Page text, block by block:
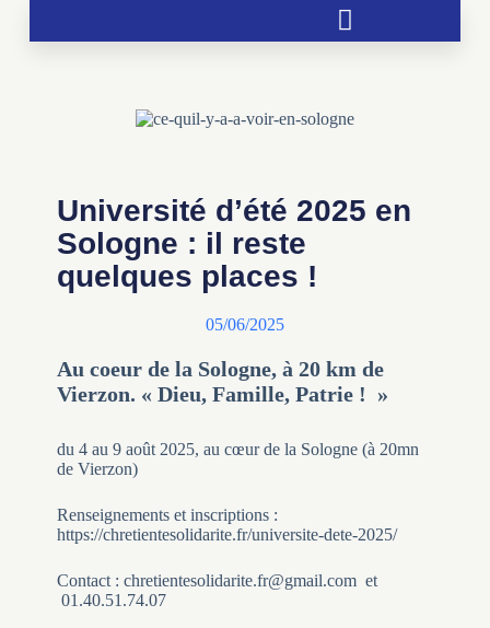
Université d’été 2025 en
Sologne : il reste
quelques places !
05/06/2025
Au coeur de la Sologne, à 20 km de
Vierzon. « Dieu, Famille, Patrie ! »
du 4 au 9 août 2025, au cœur de la Sologne (à 20mn
de Vierzon)
Renseignements et inscriptions :
https://chretientesolidarite.fr/universite-dete-2025/
Contact : chretientesolidarite.fr@gmail.com et
01.40.51.74.07